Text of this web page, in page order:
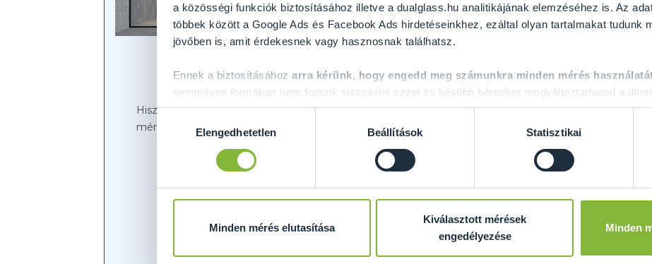
a közösségi funkciók biztosításához illetve a dualglass.hu analitikájának elemzéséhez is. Az
többek között a Google Ads és Facebook Ads hirdetéseinkhez, ezáltal olyan tartalmakat tudunk
jövőben is, amit érdekesnek vagy hasznosnak találhatsz.
Ennek a biztosításához arra kérünk, hogy engedd meg számunkra minden mérés
semmilyen formában nem fogunk visszaélni ezzel és később bármikor megváltoztathatod a
Előre is köszönjük!
Hozzájárulás
kiválasztásaElengedhetetlen Beállítások Statisztikai
Minden mérés elutasítása
Kiválasztott mérések
engedélyezése
Minden
GRATULÁLUNK ÖNNEK
Hiszen egy lépéssel közelebb került álmai üvegajtajának megvalósításához! A következő oldalakon
méreteit, illetve igény szerint extra kiegészítőket is rakhat hozzá. Emellett lehetősége van választani
Mivel nyújt többet a Dual Glass?
10 ÉV GARANCIÁTadunk a fém alkatrészekre.
partnerektől.
Maximális léghangátlás akár 39 dB-ig
Gyors és professzionálisfelmérés és beépítés